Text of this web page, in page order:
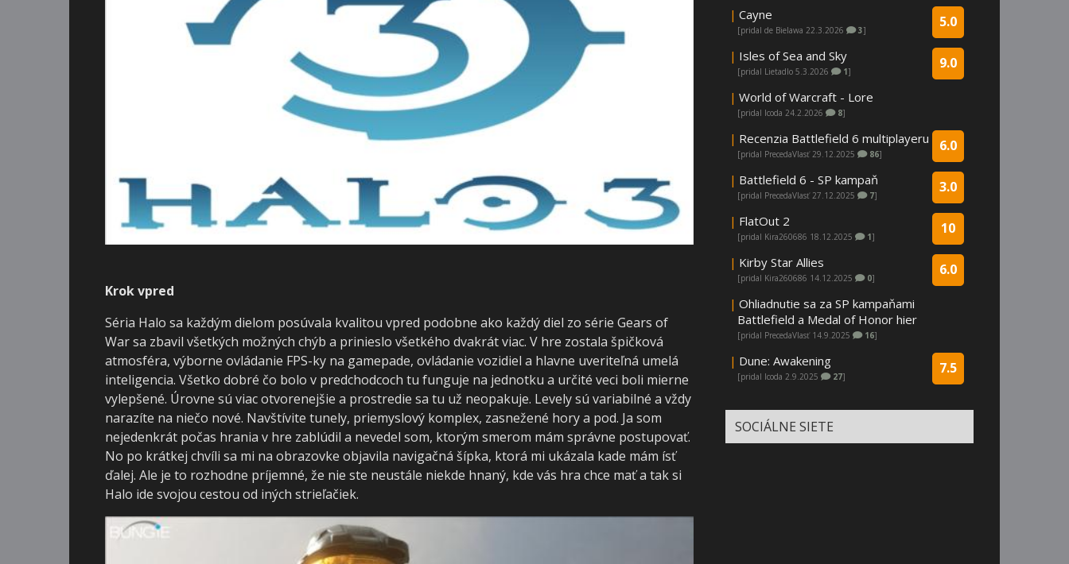
Krok vpred
Séria Halo sa každým dielom posúvala kvalitou vpred podobne ako každý diel zo série Gears of
War sa zbavil všetkých možných chýb a prinieslo všetkého dvakrát viac. V hre zostala špičková
atmosféra, výborne ovládanie FPS-ky na gamepade, ovládanie vozidiel a hlavne uveriteľná umelá
inteligencia. Všetko dobré čo bolo v predchodcoch tu funguje na jednotku a určité veci boli mierne
vylepšené. Úrovne sú viac otvorenejšie a prostredie sa tu už neopakuje. Levely sú variabilné a vždy
narazíte na niečo nové. Navštívite tunely, priemyslový komplex, zasnežené hory a pod. Ja som
nejedenkrát počas hrania v hre zablúdil a nevedel som, ktorým smerom mám správne postupovať.
No po krátkej chvíli sa mi na obrazovke objavila navigačná šípka, ktorá mi ukázala kade mám ísť
ďalej. Ale je to rozhodne príjemné, že nie ste neustále niekde hnaný, kde vás hra chce mať a tak si
Halo ide svojou cestou od iných strieľačiek.
5.0
| Cayne
[pridal de Bielawa 22.3.2026 3]
9.0
| Isles of Sea and Sky
[pridal Lietadlo 5.3.2026 1]
| World of Warcraft - Lore
[pridal Icoda 24.2.2026 8]
6.0
| Recenzia Battlefield 6 multiplayeru
[pridal PrecedaVlasť 29.12.2025 86]
3.0
| Battlefield 6 - SP kampaň
[pridal PrecedaVlasť 27.12.2025 7]
10
| FlatOut 2
[pridal Kira260686 18.12.2025 1]
6.0
| Kirby Star Allies
[pridal Kira260686 14.12.2025 0]
| Ohliadnutie sa za SP kampaňami
Battlefield a Medal of Honor hier
[pridal PrecedaVlasť 14.9.2025 16]
7.5
| Dune: Awakening
[pridal Icoda 2.9.2025 27]
SOCIÁLNE SIETE